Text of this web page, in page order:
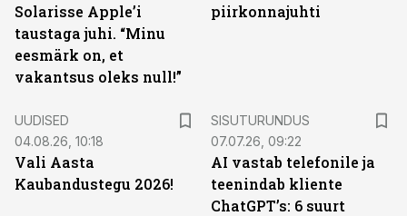
Solarisse Apple’i
taustaga juhi. “Minu
eesmärk on, et
vakantsus oleks null!”
piirkonnajuhti
UUDISED
04.08.26, 10:18
Vali Aasta
Kaubandustegu 2026!
SISUTURUNDUS
07.07.26, 09:22
AI vastab telefonile ja
teenindab kliente
ChatGPT’s: 6 suurt